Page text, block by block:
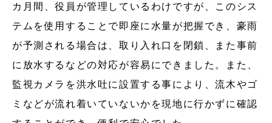
カ月間、役員が管理しているわけですが、このシス
テムを使用することで即座に水量が把握でき、豪雨
が予測される場合は、取り入れ口を閉鎖、また事前
に放水するなどの対応が容易にできました。また、
監視カメラを洪水吐に設置する事により、流木やゴ
ミなどが流れ着いていないかを現地に行かずに確認